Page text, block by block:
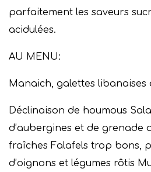
parfaitement les saveurs
acidulées.
AU MENU:
Manaich, galettes libanaises
Déclinaison de houmous
d’aubergines et de grenade
fraîches Falafels trop bons,
d’oignons et légumes rôtis